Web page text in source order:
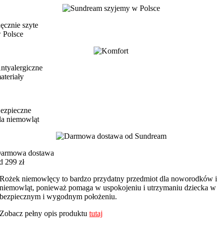
szyte
Polsce
niemowląt
dostawa
299 zł
Rożek niemowlęcy to bardzo przydatny przedmiot dla noworodków i
niemowląt, ponieważ pomaga w uspokojeniu i utrzymaniu dziecka w
bezpiecznym i wygodnym położeniu.
Zobacz pełny opis produktututaj